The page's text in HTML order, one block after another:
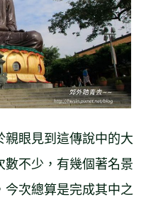
眼見到這傳說中的大
不少，有幾個著名景
次總算是完成其中之